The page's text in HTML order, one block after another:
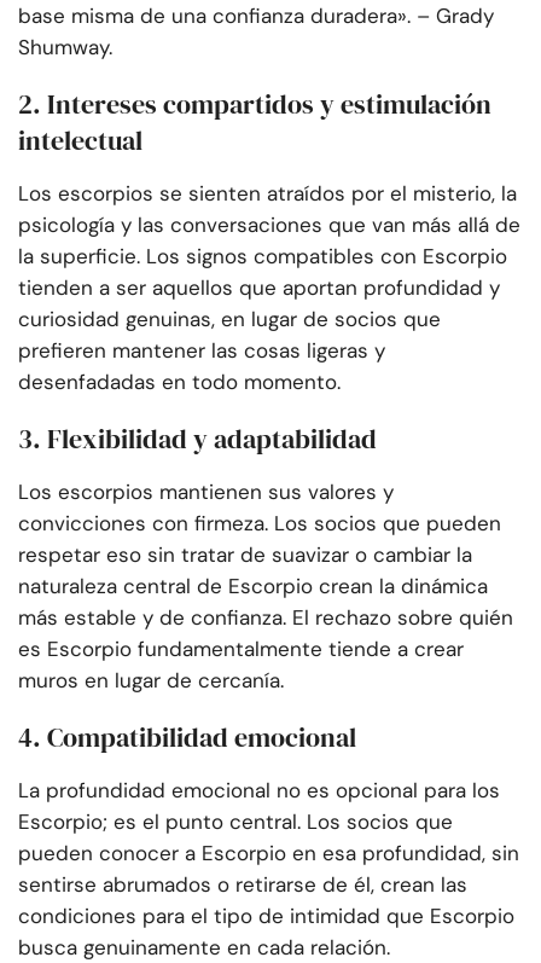
base misma de una confianza duradera». – Grady
Shumway.
2. Intereses compartidos y estimulación
intelectual
Los escorpios se sienten atraídos por el misterio, la
psicología y las conversaciones que van más allá de
la superficie. Los signos compatibles con Escorpio
tienden a ser aquellos que aportan profundidad y
curiosidad genuinas, en lugar de socios que
prefieren mantener las cosas ligeras y
desenfadadas en todo momento.
3. Flexibilidad y adaptabilidad
Los escorpios mantienen sus valores y
convicciones con firmeza. Los socios que pueden
respetar eso sin tratar de suavizar o cambiar la
naturaleza central de Escorpio crean la dinámica
más estable y de confianza. El rechazo sobre quién
es Escorpio fundamentalmente tiende a crear
muros en lugar de cercanía.
4. Compatibilidad emocional
La profundidad emocional no es opcional para los
Escorpio; es el punto central. Los socios que
pueden conocer a Escorpio en esa profundidad, sin
sentirse abrumados o retirarse de él, crean las
condiciones para el tipo de intimidad que Escorpio
busca genuinamente en cada relación.